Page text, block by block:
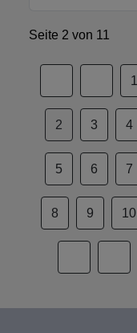
Seite 2 von 11
1
2 3 4
5 6 7
8 9 10